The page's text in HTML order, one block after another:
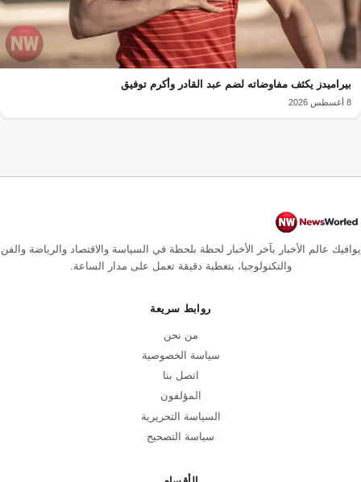
بيراميدز يكثف مفاوضاته لضم عبد القادر وأكرم توفيق
8 أغسطس 2026
يوافيك عالم الأخبار بآخر الأخبار لحظة بلحظة في السياسة والاقتصاد والرياضة والفن
والتكنولوجيا، بتغطية دقيقة تعمل على مدار الساعة.
روابط سريعة
من نحن
سياسة الخصوصية
اتصل بنا
المؤلفون
السياسة التحريرية
سياسة التصحيح